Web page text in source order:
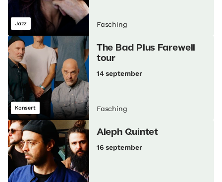
Jazz Fasching
Konsert
The Bad Plus Farewell
tour
14 september
Fasching
Aleph Quintet
16 september